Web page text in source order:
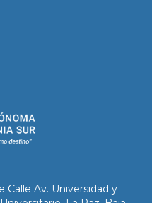
Calle Av. Universidad y